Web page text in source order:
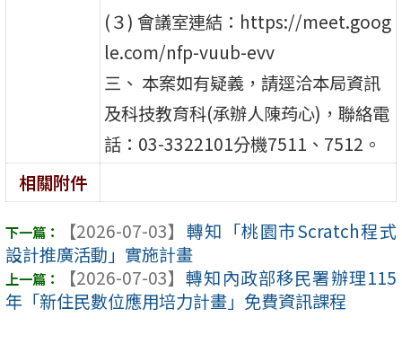
(３) 會議室連結：https://meet.goog
le.com/nfp-vuub-evv
三、 本案如有疑義，請逕洽本局資訊
及科技教育科(承辦人陳荺心)，聯絡電
話：03-3322101分機7511、7512。
相關附件
【2026-07-03】 轉知「桃園市Scratch程式
設計推廣活動」實施計畫
【2026-07-03】 轉知內政部移民署辦理115
年「新住民數位應用培力計畫」免費資訊課程